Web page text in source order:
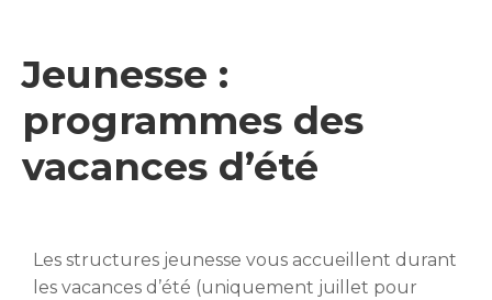
Jeunesse :
programmes des
vacances d’été
Les structures jeunesse vous accueillent durant
les vacances d’été (uniquement juillet pour